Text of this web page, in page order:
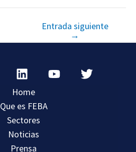
Entrada siguiente
→
Home
Que es FEBA
Sectores
Noticias
Prensa